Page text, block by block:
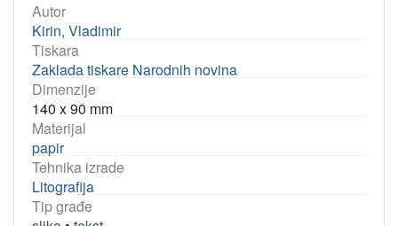
Autor
Kirin, Vladimir
Tiskara
Zaklada tiskare Narodnih novina
Dimenzije
140 x 90 mm
Materijal
papir
Tehnika izrade
Litografija
Tip građe